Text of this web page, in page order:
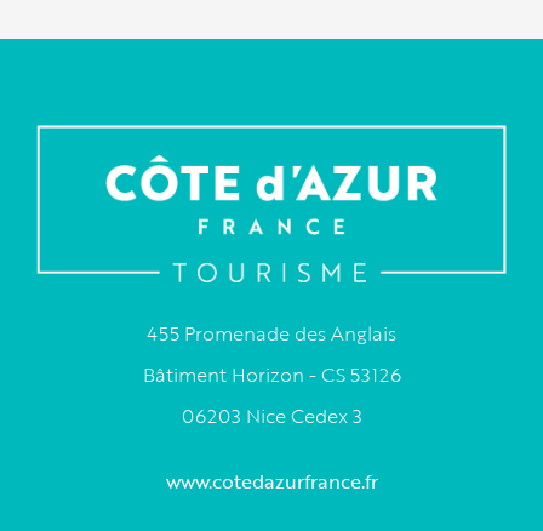
455 Promenade des Anglais
Bâtiment Horizon - CS 53126
06203 Nice Cedex 3
www.cotedazurfrance.fr